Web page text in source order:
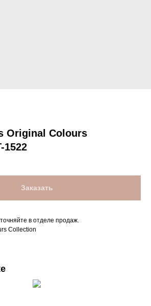
Original Colours
1522
Заказать
в отделе продаж.
Collection